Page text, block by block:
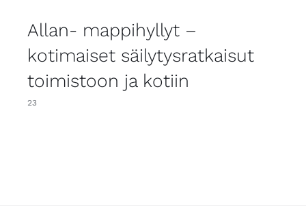
Allan- mappihyllyt –
kotimaiset säilytysratkaisut
toimistoon ja kotiin
23